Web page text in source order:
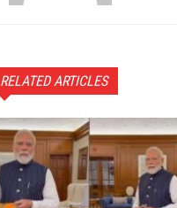
RELATED ARTICLES